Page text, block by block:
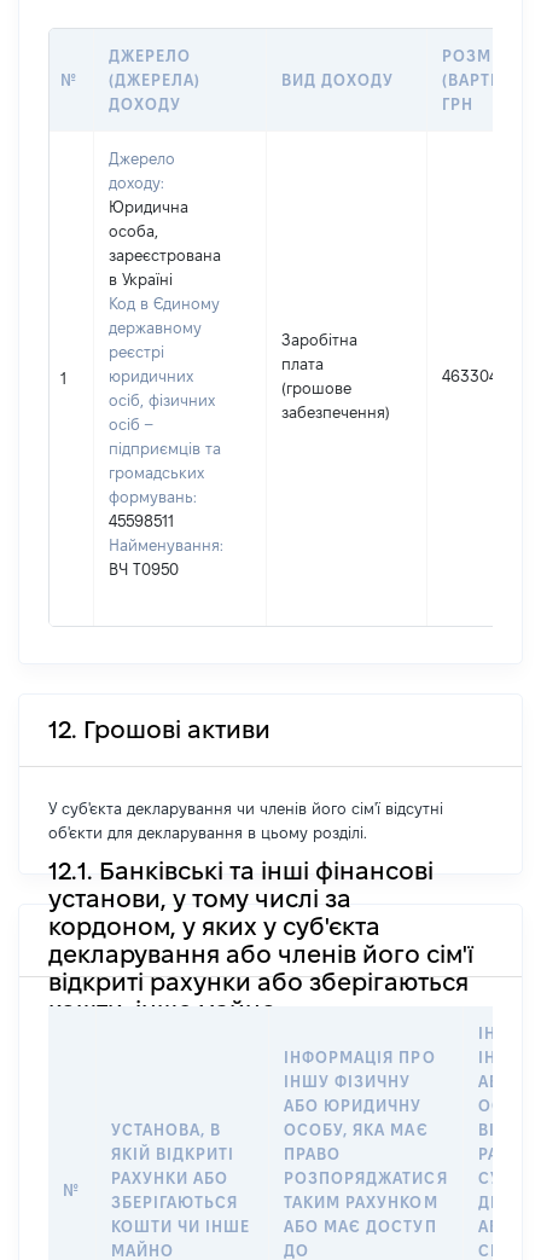
№
ДЖЕРЕЛО
(ДЖЕРЕЛА)
ДОХОДУ
ВИД ДОХОДУ
РОЗМІР
(ВАРТІСТЬ),
ГРН
1
Джерело
доходу:
Юридична
особа,
зареєстрована
в Україні
Код в Єдиному
державному
реєстрі
юридичних
осіб, фізичних
осіб –
підприємців та
громадських
формувань:
45598511
Найменування:
ВЧ Т0950
Заробітна
плата
(грошове
забезпечення)
463304
12. Грошові активи
У суб'єкта декларування чи членів його сім'ї відсутні
об'єкти для декларування в цьому розділі.
12.1. Банківські та інші фінансові
установи, у тому числі за
кордоном, у яких у суб'єкта
декларування або членів його сім'ї
відкриті рахунки або зберігаються
кошти, інше майно
№
УСТАНОВА, В
ЯКІЙ ВІДКРИТІ
РАХУНКИ АБО
ЗБЕРІГАЮТЬСЯ
КОШТИ ЧИ ІНШЕ
МАЙНО
ІНФОРМАЦІЯ ПРО
ІНШУ ФІЗИЧНУ
АБО ЮРИДИЧНУ
ОСОБУ, ЯКА МАЄ
ПРАВО
РОЗПОРЯДЖАТИСЯ
ТАКИМ РАХУНКОМ
АБО МАЄ ДОСТУП
ДО
ІНШУ
АБО
АБО
СІМ’Ї